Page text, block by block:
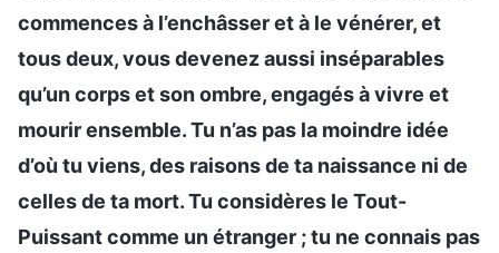
commences à l’enchâsser et à le vénérer, et
tous deux, vous devenez aussi inséparables
qu’un corps et son ombre, engagés à vivre et
mourir ensemble. Tu n’as pas la moindre idée
d’où tu viens, des raisons de ta naissance ni de
celles de ta mort. Tu considères le Tout-
Puissant comme un étranger ; tu ne connais pas